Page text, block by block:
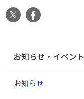
X
ゲ
お知らせ・イベント
お知らせ